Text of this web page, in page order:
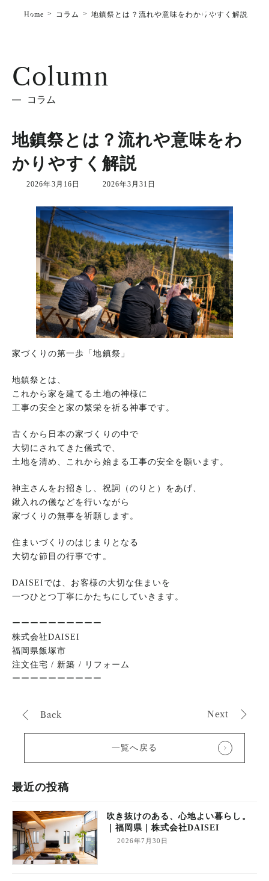
Home コラム 地鎮祭とは？流れや意味をわかりやすく解説
Column
コラム
地鎮祭とは？流れや意味をわ
かりやすく解説
2026年3月16日
最
日
時
:
2026年3月31日
家づくりの第一歩「地鎮祭」
地鎮祭とは、
これから家を建てる土地の神様に
工事の安全と家の繁栄を祈る神事です。
古くから日本の家づくりの中で
大切にされてきた儀式で、
土地を清め、これから始まる工事の安全を願います。
神主さんをお招きし、祝詞（のりと）をあげ、
鍬入れの儀などを行いながら
家づくりの無事を祈願します。
住まいづくりのはじまりとなる
大切な節目の行事です。
DAISEIでは、お客様の大切な住まいを
一つひとつ丁寧にかたちにしていきます。
ーーーーーーーーーー
株式会社DAISEI
福岡県飯塚市
注文住宅 / 新築 / リフォーム
ーーーーーーーーーー
Back
一覧へ戻る
Next
最近の投稿
吹き抜けのある、心地よい暮らし。
｜福岡県｜株式会社DAISEI
2026年7月30日